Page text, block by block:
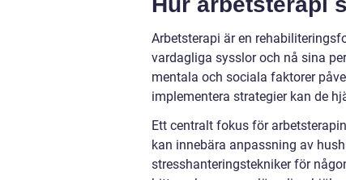
Arbetsterapi är en
vardagliga sysslor och nå sina
mentala och sociala faktorer
implementera strategier kan de
Ett centralt fokus för
kan innebära anpassning av
stresshanteringstekniker för